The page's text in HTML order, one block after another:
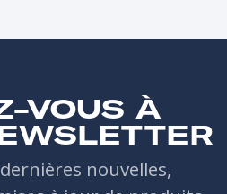
VOUS À
nouvelles,